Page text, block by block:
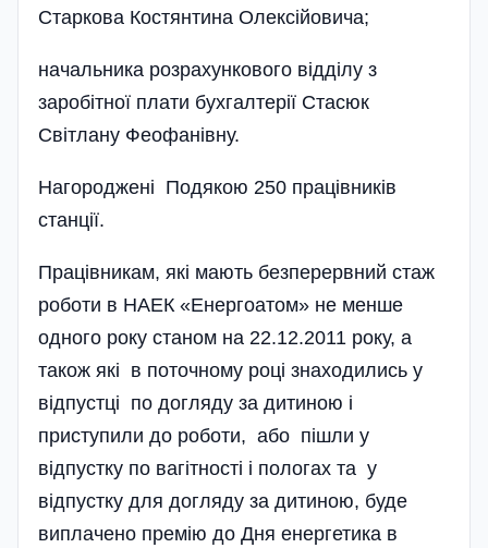
Старкова Костянтина Олексі­­й­о­вича;
начальника розрахункового відділу з
заробітної плати бухгалтерії Стасюк
Світлану Феофанівну.
Нагороджені Подякою 250 працівників
станції.
Працівникам, які мають безперервний стаж
роботи в НАЕК «Енергоатом» не менше
одного року станом на 22.12.2011 року, а
також які в поточному році знаходились у
відпустці по догляду за дитиною і
приступили до роботи, або пішли у
відпустку по вагітності і пологах та у
відпустку для догляду за дитиною, буде
виплачено премію до Дня енергетика в